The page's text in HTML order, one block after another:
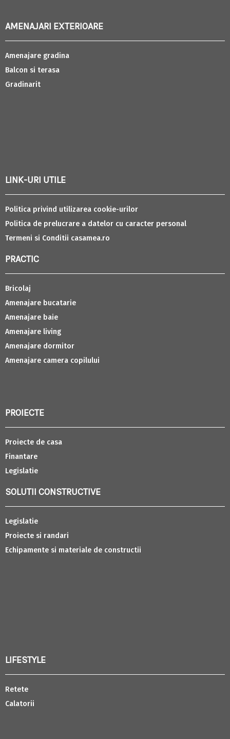
AMENAJARI EXTERIOARE
Amenajare gradina
Balcon si terasa
Gradinarit
LINK-URI UTILE
Politica privind utilizarea cookie-urilor
Politica de prelucrare a datelor cu caracter personal
Termeni si Conditii casamea.ro
PRACTIC
Bricolaj
Amenajare bucatarie
Amenajare baie
Amenajare living
Amenajare dormitor
Amenajare camera copilului
PROIECTE
Proiecte de casa
Finantare
Legislatie
SOLUTII CONSTRUCTIVE
Legislatie
Proiecte si randari
Echipamente si materiale de constructii
LIFESTYLE
Retete
Calatorii